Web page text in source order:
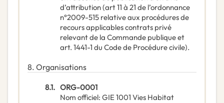
d’attribution (art 11 à 21 de l’ordonnance
n°2009-515 relative aux procédures de
recours applicables contrats privé
relevant de la Commande publique et
art. 1441-1 du Code de Procédure civile).
8. Organisations
8.1. ORG-0001
Nom officiel: GIE 1001 Vies Habitat